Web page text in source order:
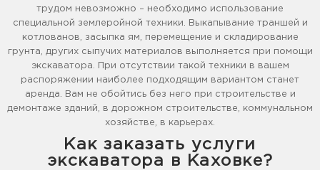
трудом невозможно – необходимо использование
специальной землеройной техники. Выкапывание траншей и
котлованов, засыпка ям, перемещение и складирование
грунта, других сыпучих материалов выполняется при помощи
экскаватора. При отсутствии такой техники в вашем
распоряжении наиболее подходящим вариантом станет
аренда. Вам не обойтись без него при строительстве и
демонтаже зданий, в дорожном строительстве, коммунальном
хозяйстве, в карьерах.
Как заказать услуги
экскаватора в Каховке?